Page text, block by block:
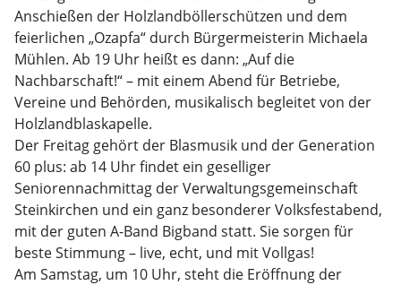
Anschießen der Holzlandböllerschützen und dem
feierlichen „Ozapfa“ durch Bürgermeisterin Michaela
Mühlen. Ab 19 Uhr heißt es dann: „Auf die
Nachbarschaft!“ – mit einem Abend für Betriebe,
Vereine und Behörden, musikalisch begleitet von der
Holzlandblaskapelle.
Der Freitag gehört der Blasmusik und der Generation
60 plus: ab 14 Uhr findet ein geselliger
Seniorennachmittag der Verwaltungsgemeinschaft
Steinkirchen und ein ganz besonderer Volksfestabend,
mit der guten A-Band Bigband statt. Sie sorgen für
beste Stimmung – live, echt, und mit Vollgas!
Am Samstag, um 10 Uhr, steht die Eröffnung der